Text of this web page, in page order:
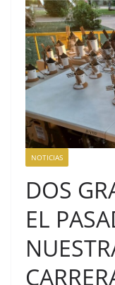
NOTICIAS
DOS
EL